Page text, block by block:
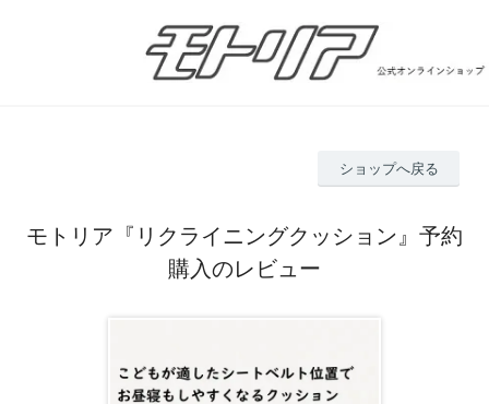
ショップへ戻る
モトリア『リクライニングクッション』予約
購入のレビュー